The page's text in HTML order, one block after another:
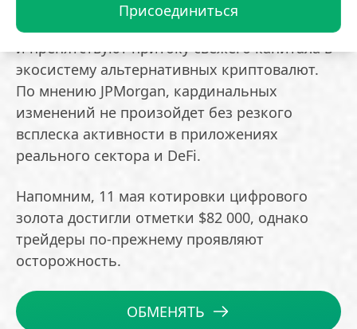
Присоединиться
Эти факторы подорвали доверие инвесторов
и препятствуют притоку свежего капитала в
экосистему альтернативных криптовалют.
По мнению JPMorgan, кардинальных
изменений не произойдет без резкого
всплеска активности в приложениях
реального сектора и DeFi.
Напомним, 11 мая котировки цифрового
золота достигли отметки $82 000, однако
трейдеры по-прежнему проявляют
осторожность.
ОБМЕНЯТЬ